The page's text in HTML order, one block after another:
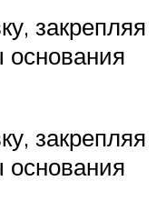
закрепляя
основания
закрепляя
основания